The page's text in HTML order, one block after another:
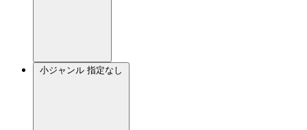
小ジャンル 指定なし